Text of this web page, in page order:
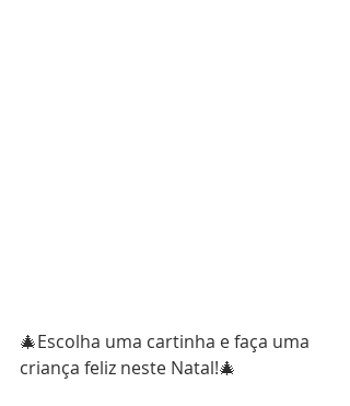
🎄Escolha uma cartinha e faça uma
criança feliz neste Natal!🎄